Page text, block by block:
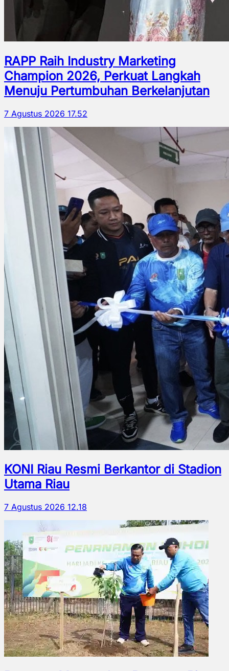
RAPP Raih Industry Marketing
Champion 2026, Perkuat Langkah
Menuju Pertumbuhan Berkelanjutan
7 Agustus 2026 17.52
KONI Riau Resmi Berkantor di Stadion
Utama Riau
7 Agustus 2026 12.18